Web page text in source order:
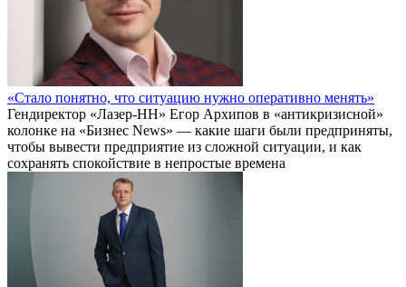
«Стало понятно, что ситуацию нужно оперативно менять»
Гендиректор «Лазер-НН» Егор Архипов в «антикризисной»
колонке на «Бизнес News» — какие шаги были предприняты,
чтобы вывести предприятие из сложной ситуации, и как
сохранять спокойствие в непростые времена